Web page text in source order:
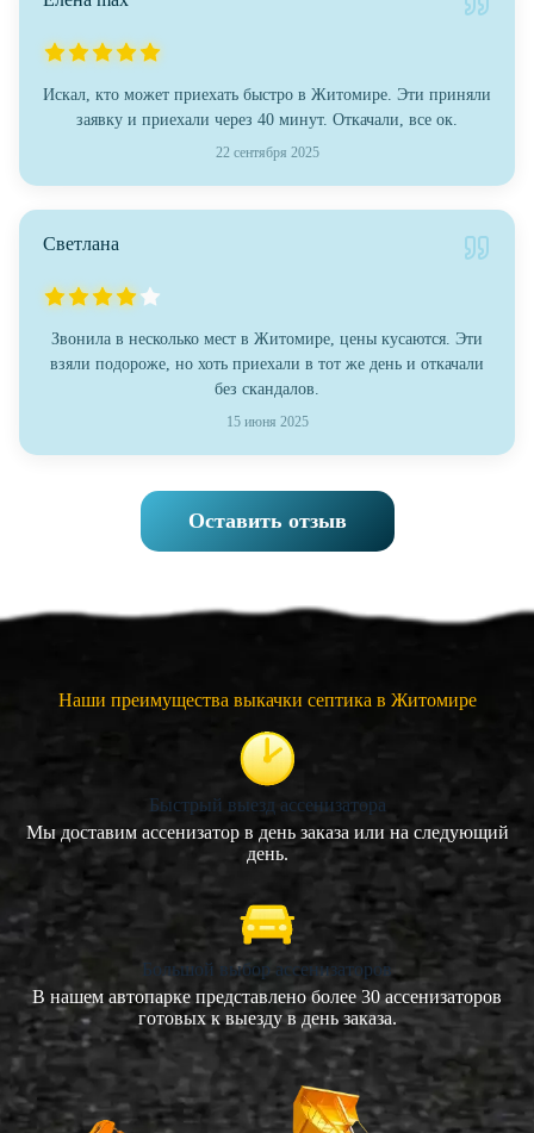
Искал, кто может приехать быстро в Житомире. Эти приняли
заявку и приехали через 40 минут. Откачали, все ок.
22 сентября 2025
Светлана
Звонила в несколько мест в Житомире, цены кусаются. Эти
взяли подороже, но хоть приехали в тот же день и откачали
без скандалов.
15 июня 2025
Оставить отзыв
Наши преимущества выкачки септика в Житомире
Быстрый выезд ассенизатора
Мы доставим ассенизатор в день заказа или на следующий
день.
Большой выбор ассенизаторов
В нашем автопарке представлено более 30 ассенизаторов
готовых к выезду в день заказа.